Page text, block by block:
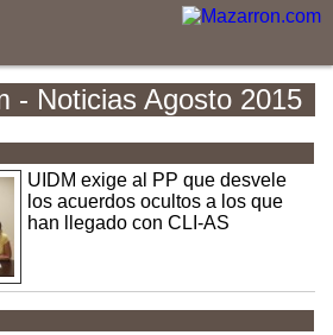
- Noticias Agosto 2015
UIDM exige al PP que desvele
los acuerdos ocultos a los que
han llegado con CLI-AS